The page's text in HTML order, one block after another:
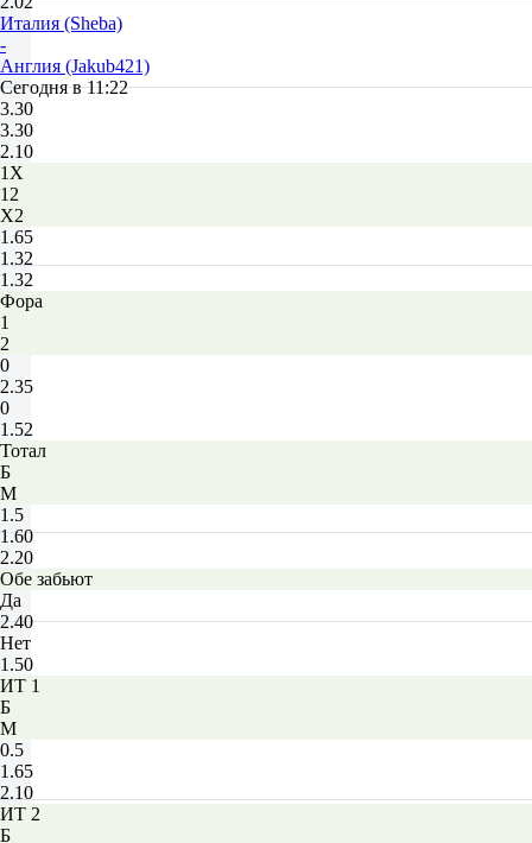
Италия (Sheba)
-
Англия (Jakub421)
Сегодня в 11:22
3.30
3.30
2.10
1X
12
X2
1.65
1.32
1.32
Фора
1
2
0
2.35
0
1.52
Тотал
Б
М
1.5
1.60
2.20
Обе забьют
Да
2.40
Нет
1.50
ИТ 1
Б
М
0.5
1.65
2.10
ИТ 2
Б